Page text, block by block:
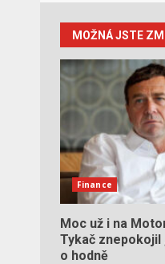
MOŽNÁ JSTE
Finance
Moc už i na
Tykač znepokojil
o hodně